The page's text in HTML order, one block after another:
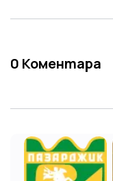
0 Коментара